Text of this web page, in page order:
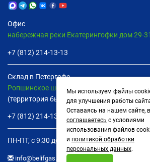
Офис
набережная реки Екатерингофки дом 29-
+7 (812) 214-13-13
Склад в Петергофе
Ропшинское шоссе дом 8В пом. 13
(территория бывшей птицефабрики)
+7 (812) 214-13-13
ПН-ПТ, с 9:30 до 16:30
info@belifgas.ru
Мы используем файлы
для улучшения работы
Оставаясь на нашем сайте,
соглашаетесь с условиями
использования файлов
и политикой обработки
персональных данных.